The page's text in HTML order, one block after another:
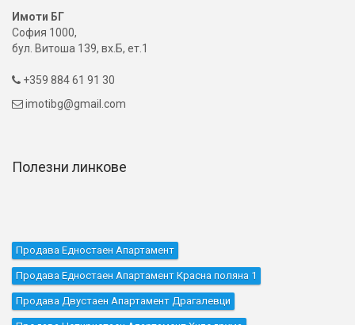
Имоти БГ
София 1000,
бул. Витоша 139, вх.Б, ет.1
 +359 884 61 91 30
 imotibg@gmail.com
Полезни линкове
Продава Едностаен Апартамент
Продава Едностаен Апартамент Красна поляна 1
Продава Двустаен Апартамент Драгалевци